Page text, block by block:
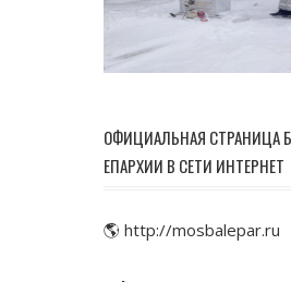
ОФИЦИАЛЬНАЯ СТРАНИЦА
ЕПАРХИИ В СЕТИ ИНТЕРНЕТ
🌎 http://mosbalepar.ru